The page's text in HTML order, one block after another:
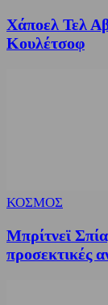
Χάποελ Τελ
Κουλέτσοφ
ΚΟΣΜΟΣ
Μπρίτνεϊ
προσεκτικές